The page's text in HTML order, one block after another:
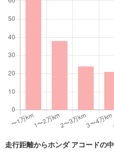
走行距離からホンダ アコードの